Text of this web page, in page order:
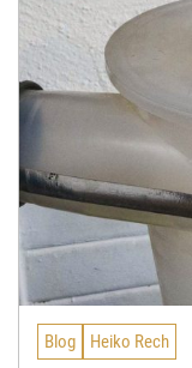
Blog Heiko Rech